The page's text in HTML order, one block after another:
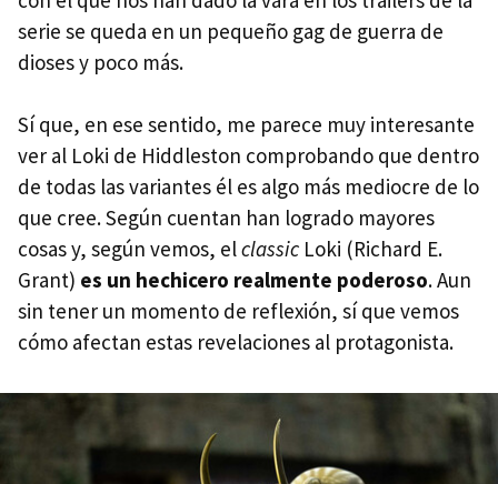
serie se queda en un pequeño gag de guerra de
dioses y poco más.
Sí que, en ese sentido, me parece muy interesante
ver al Loki de Hiddleston comprobando que dentro
de todas las variantes él es algo más mediocre de lo
que cree. Según cuentan han logrado mayores
cosas y, según vemos, elclassic Loki (Richard E.
Grant) es un hechicero realmente poderoso. Aun
sin tener un momento de reflexión, sí que vemos
cómo afectan estas revelaciones al protagonista.